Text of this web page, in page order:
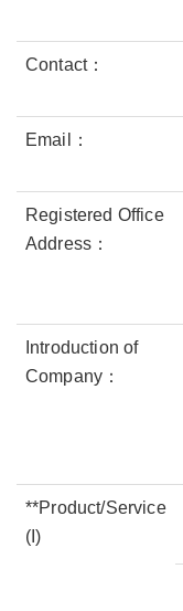
Contact：
Email：
Registered Office
Address：
Introduction of
Company：
**Product/Service
(I)